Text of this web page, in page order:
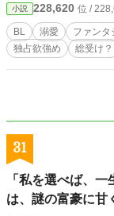
小説 228,620 位 /
BL 溺愛 ファンタ
独占欲強め
総受け？
31
「私を選べば、
は、謎の富豪に甘